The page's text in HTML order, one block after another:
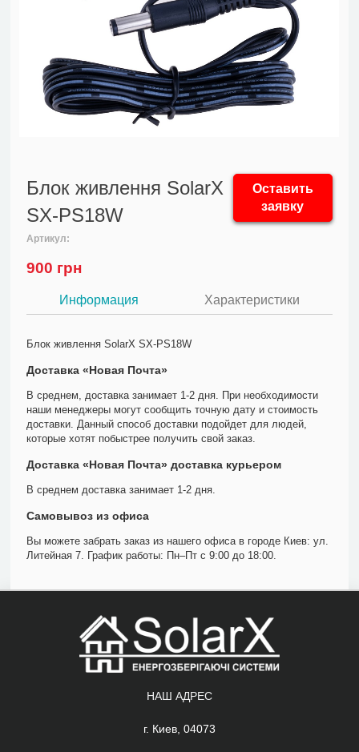
Блок живлення SolarX
SX-PS18W
Оставить
заявку
Артикул:
900 грн
Информация Характеристики
Блок живлення SolarX SX-PS18W
Доставка «Новая Почта»
В среднем, доставка занимает 1-2 дня. При необходимости
наши менеджеры могут сообщить точную дату и стоимость
доставки. Данный способ доставки подойдет для людей,
которые хотят побыстрее получить свой заказ.
Доставка «Новая Почта» доставка курьером
В среднем доставка занимает 1-2 дня.
Самовывоз из офиса
Вы можете забрать заказ из нашего офиса в городе Киев: ул.
Литейная 7. График работы: Пн–Пт с 9:00 до 18:00.
НАШ АДРЕС
г. Киев, 04073